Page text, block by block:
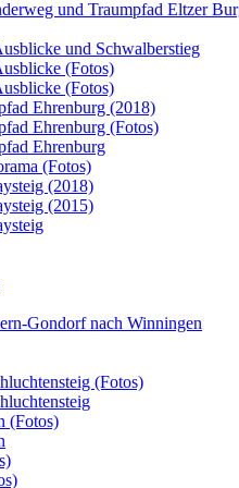
und Traumpfad Eltzer
und Schwalberstieg
(Fotos)
(Fotos)
Ehrenburg (2018)
Ehrenburg (Fotos)
Ehrenburg
(Fotos)
(2018)
(2015)
Gondorf nach Winningen
(Fotos)
(Fotos)